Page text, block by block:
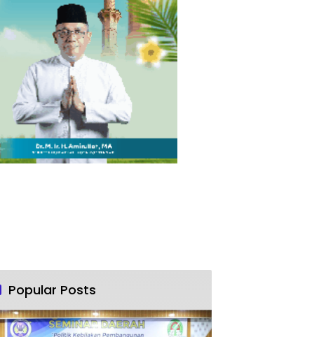
Popular Posts